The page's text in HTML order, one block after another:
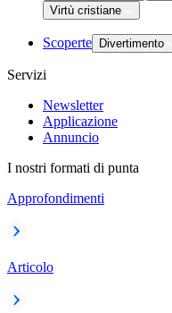
Virtù cristiane
Scoperte Divertimento
Servizi
Newsletter
Applicazione
Annuncio
I nostri formati di punta
Approfondimenti
Articolo